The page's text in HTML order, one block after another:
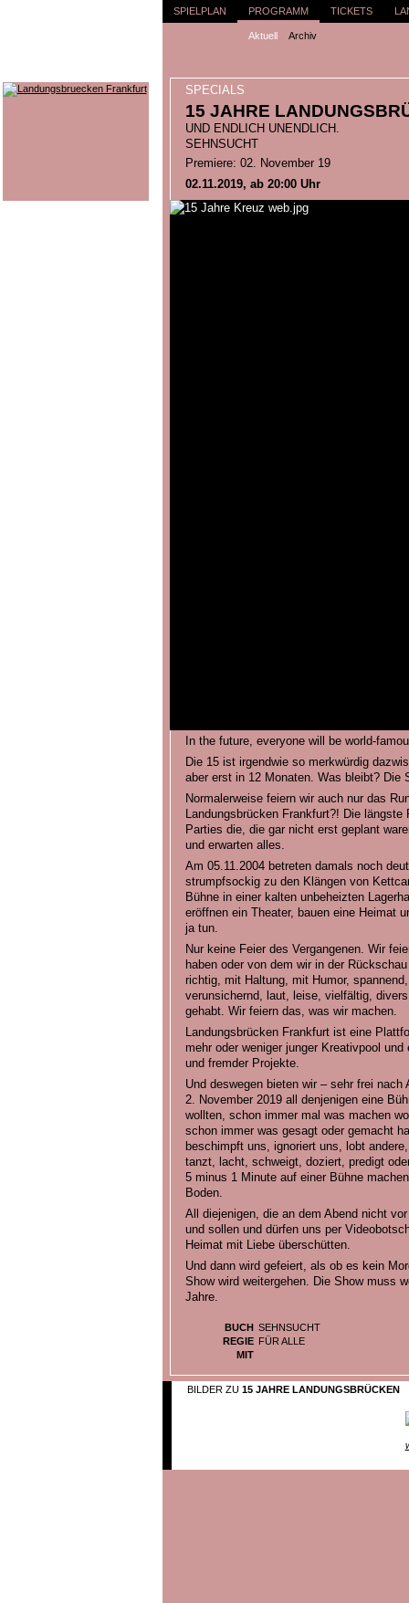
SPIELPLAN PROGRAMM
Aktuell Archiv
TICKETS
SPECIALS
15 JAHRE
UND ENDLICH UNENDLICH.
SEHNSUCHT
Premiere: 02. November 19
02.11.2019, ab 20:00 Uhr
In the future, everyone will be world-
Die 15 ist irgendwie so merkwürdig
aber erst in 12 Monaten. Was bleibt? Die
Normalerweise feiern wir auch nur das
Landungsbrücken Frankfurt?! Die
Parties die, die gar nicht erst geplant
und erwarten alles.
Am 05.11.2004 betreten damals noch
strumpfsockig zu den Klängen von
Bühne in einer kalten unbeheizten
eröffnen ein Theater, bauen eine Heimat
ja tun.
Nur keine Feier des Vergangenen. Wir
haben oder von dem wir in der
richtig, mit Haltung, mit Humor,
verunsichernd, laut, leise, vielfältig,
gehabt. Wir feiern das, was wir machen.
Landungsbrücken Frankfurt ist eine
mehr oder weniger junger Kreativpool
und fremder Projekte.
Und deswegen bieten wir – sehr frei nach
2. November 2019 all denjenigen eine
wollten, schon immer mal was machen
schon immer was gesagt oder gemacht
beschimpft uns, ignoriert uns, lobt
tanzt, lacht, schweigt, doziert, predigt
5 minus 1 Minute auf einer Bühne
Boden.
All diejenigen, die an dem Abend nicht
und sollen und dürfen uns per
Heimat mit Liebe überschütten.
Und dann wird gefeiert, als ob es kein
Show wird weitergehen. Die Show muss
Jahre.
BUCH SEHNSUCHT
REGIE FÜR ALLE
MIT
BILDER ZU 15 JAHRE LANDUNGSBRÜCKEN